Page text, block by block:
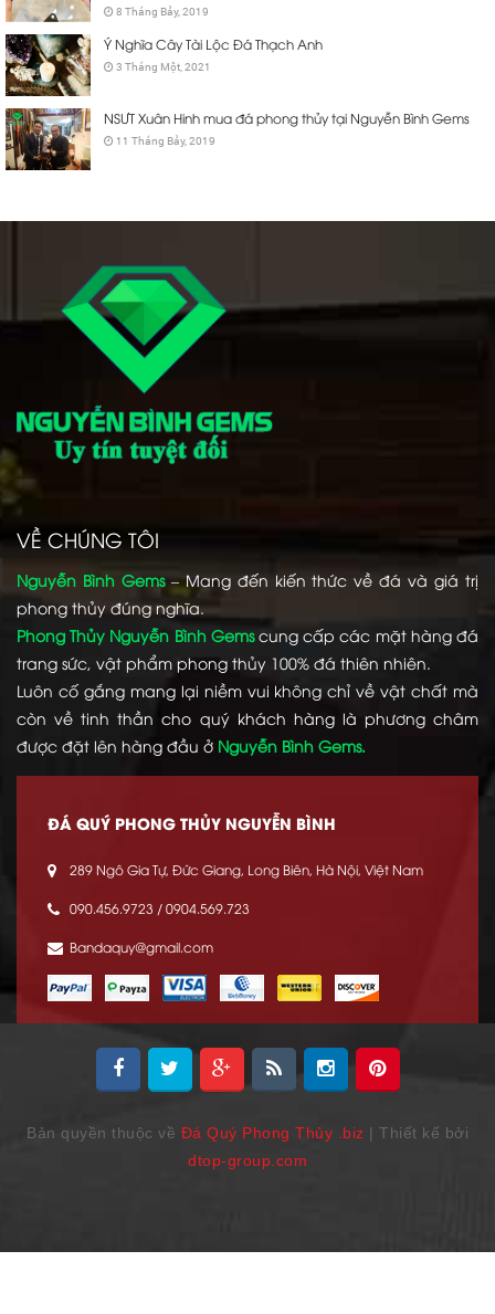
8 Tháng Bảy, 2019
Ý Nghĩa Cây Tài Lộc Đá Thạch Anh
3 Tháng Một, 2021
NSƯT Xuân Hinh mua đá phong thủy tại Nguyễn Bình Gems
11 Tháng Bảy, 2019
VỀ CHÚNG TÔI
Nguyễn Bình Gems– Mang đến kiến thức về đá và giá trị
phong thủy đúng nghĩa.
Phong Thủy Nguyễn Bình Gemscung cấp các mặt hàng đá
trang sức, vật phẩm phong thủy 100% đá thiên nhiên.
Luôn cố gắng mang lại niềm vui không chỉ về vật chất mà
còn về tinh thần cho quý khách hàng là phương châm
được đặt lên hàng đầu ở Nguyễn Bình Gems.
ĐÁ QUÝ PHONG THỦY NGUYỄN BÌNH
289 Ngô Gia Tự, Đức Giang, Long Biên, Hà Nội, Việt Nam
090.456.9723 / 0904.569.723
Bandaquy@gmail.com
Bản quyền thuộc về Đá Quý Phong Thủy .biz | Thiết kế bởi
dtop-group.com